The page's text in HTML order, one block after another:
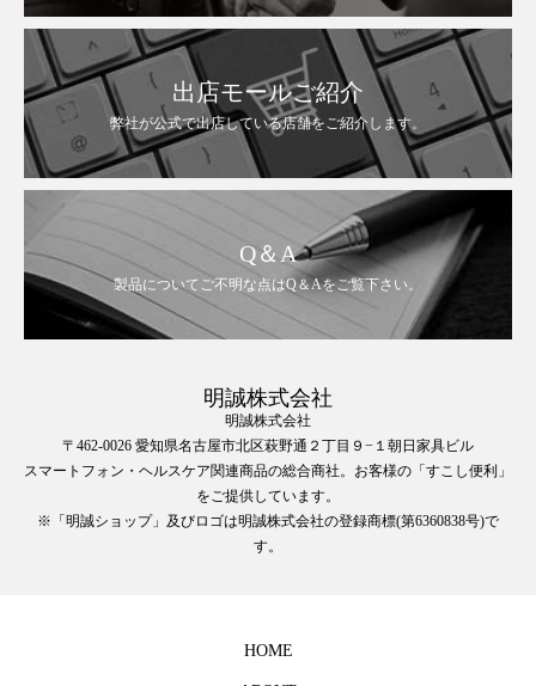
出店モールご紹介
弊社が公式で出店している店舗をご紹介します。
Q＆A
製品についてご不明な点はQ＆Aをご覧下さい。
明誠株式会社
明誠株式会社
〒462-0026 愛知県名古屋市北区萩野通２丁目９−１朝日家具ビル
スマートフォン・ヘルスケア関連商品の総合商社。お客様の「すこし便利」
をご提供しています。
※「明誠ショップ」及びロゴは明誠株式会社の登録商標(第6360838号)で
す。
HOME